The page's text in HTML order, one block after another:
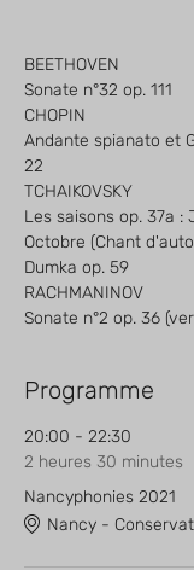
BEETHOVEN
Sonate n°32 op. 111
CHOPIN
Andante spianato et
22
TCHAIKOVSKY
Les saisons op. 37a :
Octobre (Chant
Dumka op. 59
RACHMANINOV
Sonate n°2 op. 36
Programme
20:00 - 22:30
2 heures 30 minutes
Nancyphonies 2021
Nancy -